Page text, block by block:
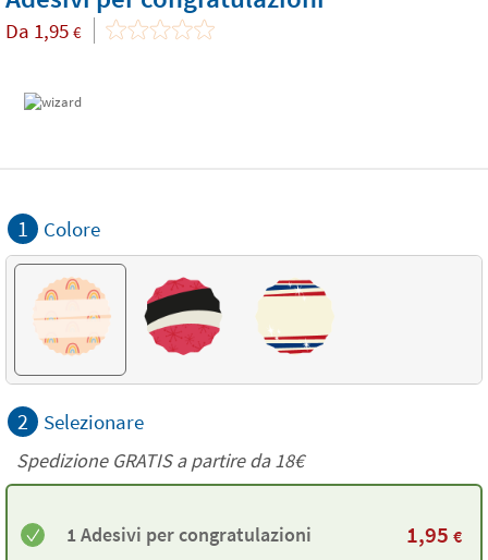
Da 1,95 €
1 Colore
2 Selezionare
Spedizione GRATIS a partire da 18€
1 Adesivi per congratulazioni 1,95 €